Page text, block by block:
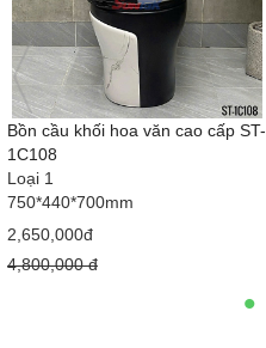
Bồn cầu khối hoa văn cao cấp ST-
1C108
Loại 1
750*440*700mm
2,650,000đ
4,800,000 đ